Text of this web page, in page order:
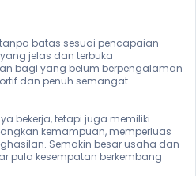
batas sesuai pencapaian
jelas dan terbuka
bagi yang belum berpengalaman
dan penuh semangat
bekerja, tetapi juga memiliki
kemampuan, memperluas
Semakin besar usaha dan
pula kesempatan berkembang